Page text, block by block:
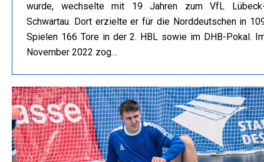
wurde, wechselte mit 19 Jahren zum VfL
Schwartau. Dort erzielte er für die Norddeutschen in
Spielen 166 Tore in der 2. HBL sowie im DHB-Pokal.
November 2022 zog…